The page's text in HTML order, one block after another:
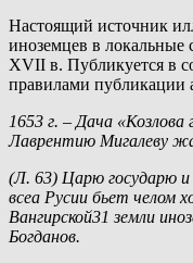
Настоящий источник
иноземцев в локальные
XVII в. Публикуется в
правилами публикации
1653 г. – Дача «Козлова
Лаврентию Мигалеву
(Л. 63) Царю государю и
всеа Русии бьет челом
Вангирской31 земли
Богданов.